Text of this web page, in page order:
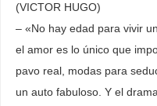
(VICTOR HUGO)
– «No hay edad para vivir
el amor es lo único que
pavo real, modas para
un auto fabuloso. Y el